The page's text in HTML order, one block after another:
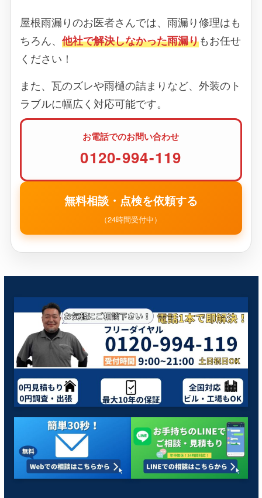
屋根雨漏りのお医者さんでは、雨漏り修理はも
ちろん、 他社で解決しなかった雨漏りもお任せ
ください！
また、瓦のズレや雨樋の詰まりなど、外装のト
ラブルに幅広く対応可能です。
お電話でのお問い合わせ
0120-994-119
無料相談・点検を依頼する
（24時間受付中）